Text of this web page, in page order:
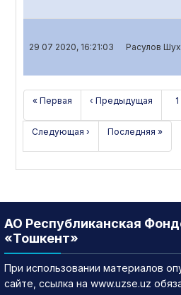
29 07 2020, 16:21:03 Расулов
« Первая ‹ Предыдущая 1
Следующая › Последняя »
АО Республиканская
«Тошкент»
При использовании материалов
сайте, ссылка на www.uzse.uz